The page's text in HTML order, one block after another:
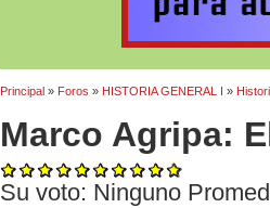
Principal» Foros » HISTORIA GENERAL I »
Marco Agripa:
Su voto: Ninguno